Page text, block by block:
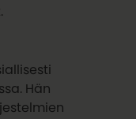
Hän